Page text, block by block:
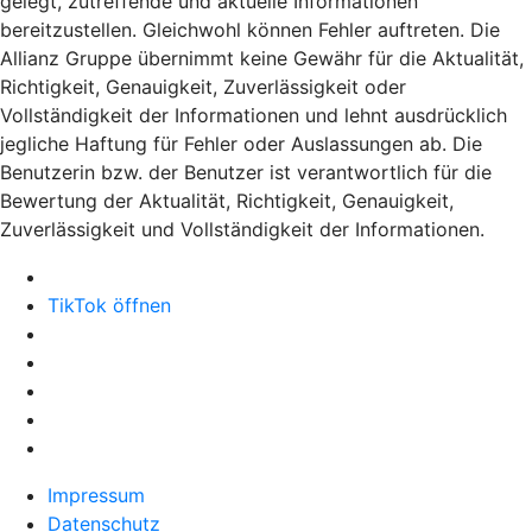
bereitzustellen. Gleichwohl können Fehler auftreten. Die
Allianz Gruppe übernimmt keine Gewähr für die Aktualität,
Richtigkeit, Genauigkeit, Zuverlässigkeit oder
Vollständigkeit der Informationen und lehnt ausdrücklich
jegliche Haftung für Fehler oder Auslassungen ab. Die
Benutzerin bzw. der Benutzer ist verantwortlich für die
Bewertung der Aktualität, Richtigkeit, Genauigkeit,
Zuverlässigkeit und Vollständigkeit der Informationen.
TikTok öffnen
Impressum
Datenschutz